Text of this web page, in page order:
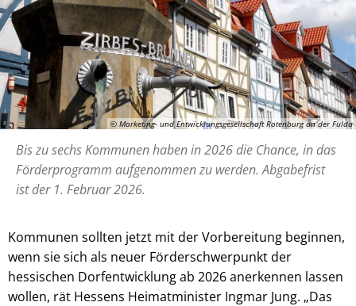
© Marketing- und Entwicklungsgesellschaft Rotenburg an der Fulda
Bis zu sechs Kommunen haben in 2026 die Chance, in das
Förderprogramm aufgenommen zu werden. Abgabefrist
ist der 1. Februar 2026.
Kommunen sollten jetzt mit der Vorbereitung beginnen,
wenn sie sich als neuer Förderschwerpunkt der
hessischen Dorfentwicklung ab 2026 anerkennen lassen
wollen, rät Hessens Heimatminister Ingmar Jung. „Das